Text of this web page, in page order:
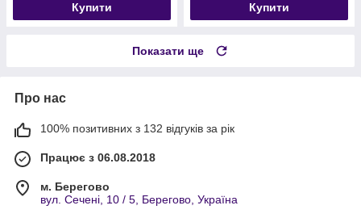
Купити Купити
Показати ще
Про нас
100% позитивних з 132 відгуків за рік
Працює з 06.08.2018
м. Берегово
вул. Сечені, 10 / 5, Берегово, Україна